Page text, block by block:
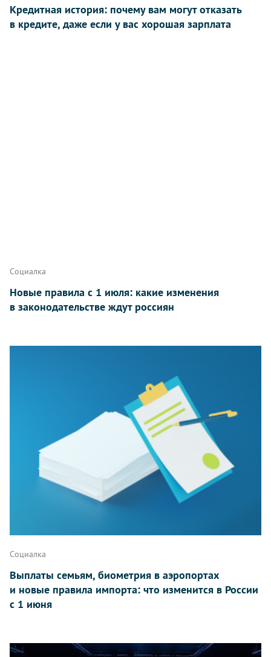
Кредитная история: почему вам могут отказать
в кредите, даже если у вас хорошая зарплата
Социалка
Новые правила с 1 июля: какие изменения
в законодательстве ждут россиян
Социалка
Выплаты семьям, биометрия в аэропортах
и новые правила импорта: что изменится в России
с 1 июня